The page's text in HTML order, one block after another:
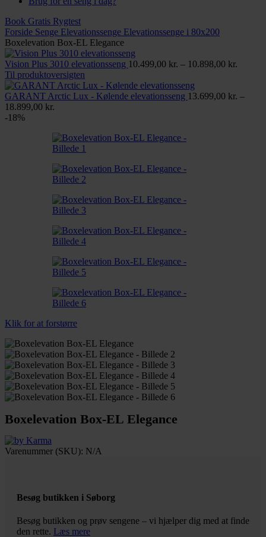
Book Gratis Rygtest
Forside Senge Elevationssenge Elevationssenge i 80x200
Boxelevation Box-EL Elegance
Vision Plus 3010 elevationsseng 10.499,00 kr. – 10.898,00 kr.
Til produktoversigten
GARANT Arctic Lux - Kølende elevationsseng 13.699,00 kr. –
18.899,00 kr.
18.899,00 kr.
-18%
Klik for at forstørre
Boxelevation Box-EL Elegance
Varenummer (SKU): N/A
Besøg butikken i Søborg
Besøg butikken og prøv sengene – vi hjælper dig med at finde
den rette. Læs mere